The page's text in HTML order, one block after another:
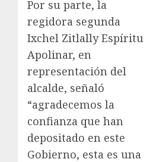
Por su parte, la
regidora segunda
Ixchel Zitlally Espíritu
Apolinar, en
representación del
alcalde, señaló
“agradecemos la
confianza que han
depositado en este
Gobierno, esta es una